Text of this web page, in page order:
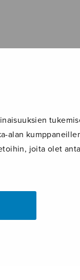
alan
joita olet